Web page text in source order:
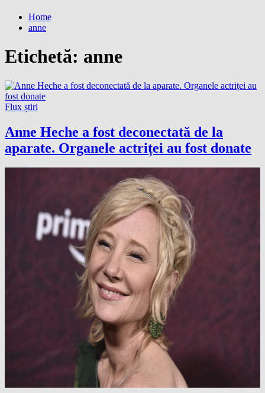
Home
anne
Etichetă: anne
Flux știri
Anne Heche a fost deconectată de la
aparate. Organele actriței au fost donate